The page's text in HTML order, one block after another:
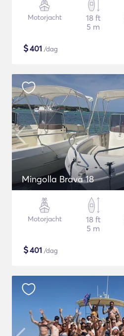
Motorjacht
18 ft
5 m
$401 /dag
Mingolla Brava 18
Motorjacht
18 ft
5 m
$401 /dag